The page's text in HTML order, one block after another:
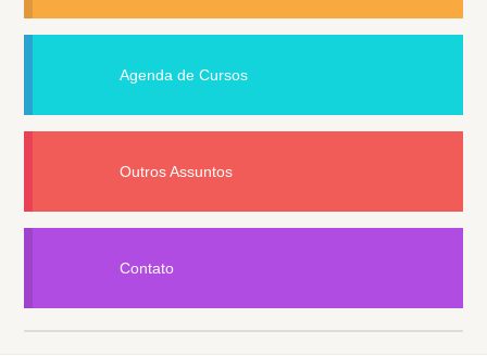
Agenda de Cursos
Outros Assuntos
Contato